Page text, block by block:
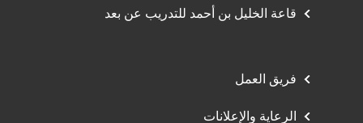
قاعة الخليل بن أحمد للتدريب عن بعد
فريق العمل
الرعاية والإعلانات